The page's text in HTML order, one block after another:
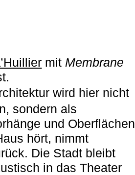
mit ­ Membrane
wird hier nicht
sondern als
und Oberflächen
hört, nimmt
Die Stadt bleibt
in das Theater